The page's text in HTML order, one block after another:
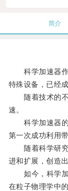
简介
科学加速器作
特殊设备，已经
随着技术的不
速。
科学加速器的
第一次成功利用
随着科学研究
进和扩展，创造
如今，科学加
在粒子物理学中